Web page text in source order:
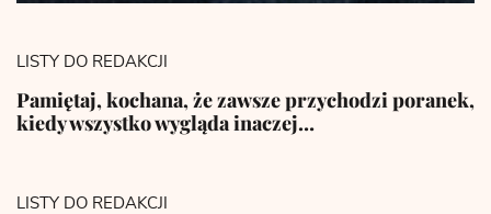
LISTY DO REDAKCJI
Pamiętaj, kochana, że zawsze przychodzi poranek,
kiedy wszystko wygląda inaczej…
LISTY DO REDAKCJI